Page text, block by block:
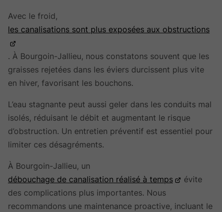
Avec le froid,
les canalisations sont plus exposées aux obstructions
. À Bourgoin-Jallieu, nous constatons souvent que les
graisses rejetées dans les éviers durcissent plus vite
en hiver, favorisant les bouchons.
L’eau stagnante peut aussi geler dans les conduits mal
isolés, réduisant le débit et augmentant le risque
d’obstruction. Un entretien préventif est essentiel pour
limiter ces désagréments.
À Bourgoin-Jallieu, un
débouchage de canalisation réalisé à temps
évite
des complications plus importantes. Nous
recommandons une maintenance proactive, incluant le